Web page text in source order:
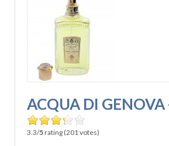
ACQUA DI GENOVA
3.3/5rating (201 votes)